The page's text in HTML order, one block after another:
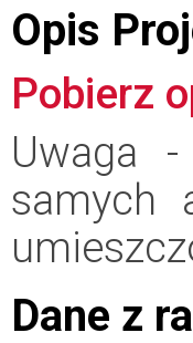
Opis
Pobierz
Uwaga
samych
Dane z